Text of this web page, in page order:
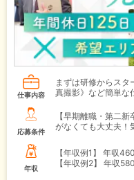
仕事内容
まずは研修からス
真撮影》など簡単な
応募条件
【早期離職・第二
がなくても大丈夫！
年収
【年収例1】
年収
【年収例2】
年収